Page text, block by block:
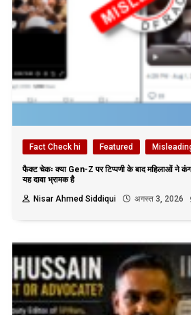
Fact Check hi Featured
फैक्ट चेकः क्या Gen-Z पर टिप्पणी के बाद महिलाओं ने
यह दावा भ्रामक है
Nisar Ahmed Siddiqui
अगस्त 3, 2026